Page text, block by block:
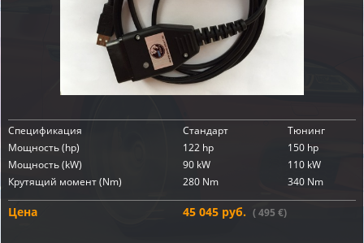
Спецификация Стандарт
Тюнинг
Мощность (hp)
122 hp
150 hp
Мощность (kW)
90 kW
110 kW
Крутящий момент (Nm)
280 Nm 340 Nm
Цена 45 045 руб. ( 495 €)